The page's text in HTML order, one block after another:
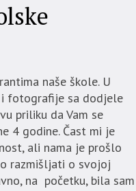
naše škole. U
i fotografije sa dodjele
priliku da Vam se
4 godine. Čast mi je
ali nama je prošlo
razmišljati o svojoj
na početku, bila sam